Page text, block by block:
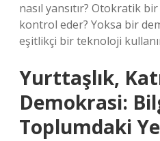
nasıl yansıtır? Otokratik
kontrol eder? Yoksa bir
eşitlikçi bir teknoloji
Yurttaşlık,
Demokrasi:
Toplumdaki